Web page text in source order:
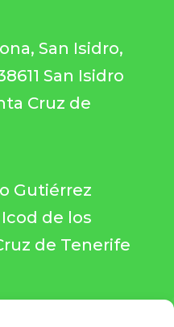
San Isidro,
San Isidro
Cruz de
Gutiérrez
de los
de Tenerife